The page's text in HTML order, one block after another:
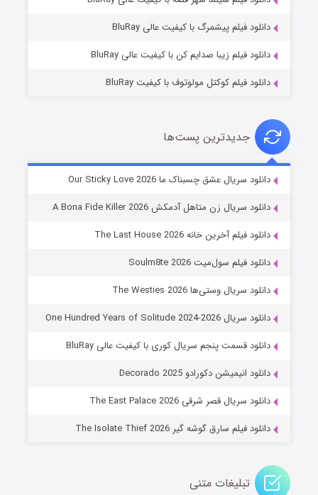
شوهر
عملیات آپارتمان
قسمت2 (زیرنویس) منتشر شد
دانلود فیلم پیشمرگ با کیفیت عالی BluRay
دانلود فیلم زیبا صدایم کن با کیفیت عالی BluRay
دانلود فیلم کوکتل مولوتوف با کیفیت BluRay
جدیدترین پست‌ها
دانلود سریال عشق چسبناک ما Our Sticky Love 2026
دانلود سریال زن متاهل آدمکش A Bona Fide Killer 2026
دانلود فیلم آخرین خانه The Last House 2026
دانلود فیلم سول‌میت Soulm8te 2026
دانلود سریال وستی‌ها The Westies 2026
دانلود سریال One Hundred Years of Solitude 2024-2026
دانلود قسمت پنجم سریال کوری با کیفیت عالی BluRay
دانلود انیمیشن دکورادو Decorado 2025
دانلود سریال قصر شرقی The East Palace 2026
دانلود فیلم سارق گوشه گیر The Isolate Thief 2026
تبلیغات متنی